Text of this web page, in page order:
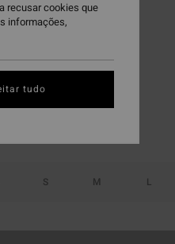
PROMO 10%
S M L
recusar cookies que
informações,
tudo